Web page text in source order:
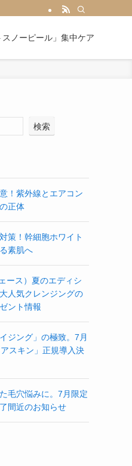
ノーピール」集中ケア
検索
！紫外線とエアコン
正体
策！幹細胞ホワイト
素肌へ
ース）夏のエディシ
人気クレンジングの
ント情報
ジング」の極致。7月
スキン」正規導入決
毛穴悩みに。7月限定
間近のお知らせ